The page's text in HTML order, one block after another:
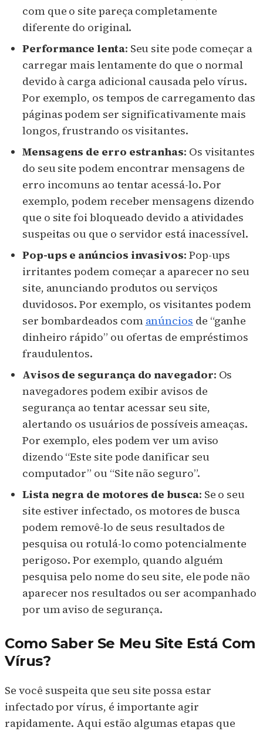
com que o site pareça completamente
diferente do original.
Performance lenta: Seu site pode começar a
carregar mais lentamente do que o normal
devido à carga adicional causada pelo vírus.
Por exemplo, os tempos de carregamento das
páginas podem ser significativamente mais
longos, frustrando os visitantes.
Mensagens de erro estranhas: Os visitantes
do seu site podem encontrar mensagens de
erro incomuns ao tentar acessá-lo. Por
exemplo, podem receber mensagens dizendo
que o site foi bloqueado devido a atividades
suspeitas ou que o servidor está inacessível.
Pop-ups e anúncios invasivos: Pop-ups
irritantes podem começar a aparecer no seu
site, anunciando produtos ou serviços
duvidosos. Por exemplo, os visitantes podem
ser bombardeados com anúncios de “ganhe
dinheiro rápido” ou ofertas de empréstimos
fraudulentos.
Avisos de segurança do navegador: Os
navegadores podem exibir avisos de
segurança ao tentar acessar seu site,
alertando os usuários de possíveis ameaças.
Por exemplo, eles podem ver um aviso
dizendo “Este site pode danificar seu
computador” ou “Site não seguro”.
Lista negra de motores de busca: Se o seu
site estiver infectado, os motores de busca
podem removê-lo de seus resultados de
pesquisa ou rotulá-lo como potencialmente
perigoso. Por exemplo, quando alguém
pesquisa pelo nome do seu site, ele pode não
aparecer nos resultados ou ser acompanhado
por um aviso de segurança.
Como Saber Se Meu Site Está Com
Vírus?
Se você suspeita que seu site possa estar
infectado por vírus, é importante agir
rapidamente. Aqui estão algumas etapas que